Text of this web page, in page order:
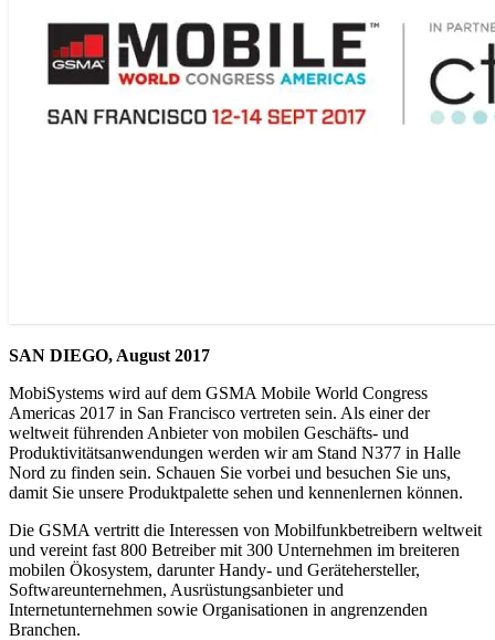
SAN DIEGO, August 2017
MobiSystems wird auf dem GSMA Mobile World Congress
Americas 2017 in San Francisco vertreten sein. Als einer der
weltweit führenden Anbieter von mobilen Geschäfts- und
Produktivitätsanwendungen werden wir am Stand N377 in Halle
Nord zu finden sein. Schauen Sie vorbei und besuchen Sie uns,
damit Sie unsere Produktpalette sehen und kennenlernen können.
Die GSMA vertritt die Interessen von Mobilfunkbetreibern weltweit
und vereint fast 800 Betreiber mit 300 Unternehmen im breiteren
mobilen Ökosystem, darunter Handy- und Gerätehersteller,
Softwareunternehmen, Ausrüstungsanbieter und
Internetunternehmen sowie Organisationen in angrenzenden
Branchen.